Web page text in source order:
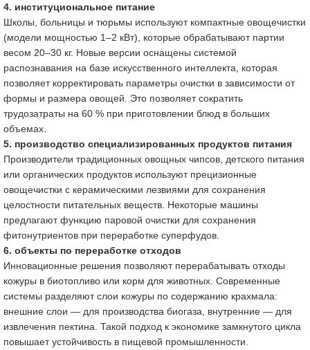
4. институциональное питание
Школы, больницы и тюрьмы используют компактные овощечистки
(модели мощностью 1–2 кВт), которые обрабатывают партии
весом 20–30 кг. Новые версии оснащены системой
распознавания на базе искусственного интеллекта, которая
позволяет корректировать параметры очистки в зависимости от
формы и размера овощей. Это позволяет сократить
трудозатраты на 60 % при приготовлении блюд в больших
объемах.
5. производство специализированных продуктов питания
Производители традиционных овощных чипсов, детского питания
или органических продуктов используют прецизионные
овощечистки с керамическими лезвиями для сохранения
целостности питательных веществ. Некоторые машины
предлагают функцию паровой очистки для сохранения
фитонутриентов при переработке суперфудов.
6. объекты по переработке отходов
Инновационные решения позволяют перерабатывать отходы
кожуры в биотопливо или корм для животных. Современные
системы разделяют слои кожуры по содержанию крахмала:
внешние слои — для производства биогаза, внутренние — для
извлечения пектина. Такой подход к экономике замкнутого цикла
повышает устойчивость в пищевой промышленности.